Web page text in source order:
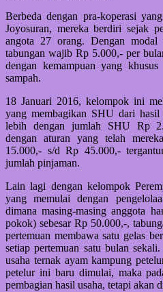
Berbeda dengan pra-koperasi
Joyosuran, mereka berdiri sejak
angota 27 orang. Dengan
tabungan wajib Rp 5.000,- per
dengan kemampuan yang
sampah.
18 Januari 2016, kelompok ini
yang membagikan SHU dari hasil
lebih dengan jumlah SHU Rp
dengan aturan yang telah
15.000,- s/d Rp 45.000,-
jumlah pinjaman.
Lain lagi dengan kelompok
yang memulai dengan
dimana masing-masing anggota
pokok) sebesar Rp 50.000,-,
pertemuan membawa satu gelas
setiap pertemuan satu bulan
usaha ternak ayam kampung
petelur ini baru dimulai, maka
pembagian hasil usaha, tetapi akan